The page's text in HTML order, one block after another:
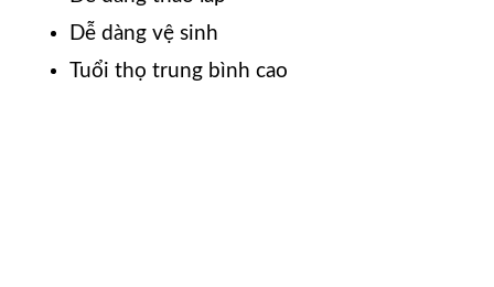
Dễ dàng vệ sinh
Tuổi thọ trung bình cao